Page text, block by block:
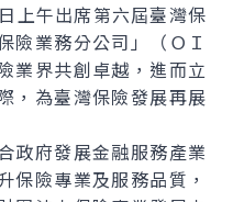
午出席第六屆臺灣保
險業務分公司」（ＯＩ
業界共創卓越，進而立
，為臺灣保險發展再展
府發展金融服務產業
保險專業及服務品質，